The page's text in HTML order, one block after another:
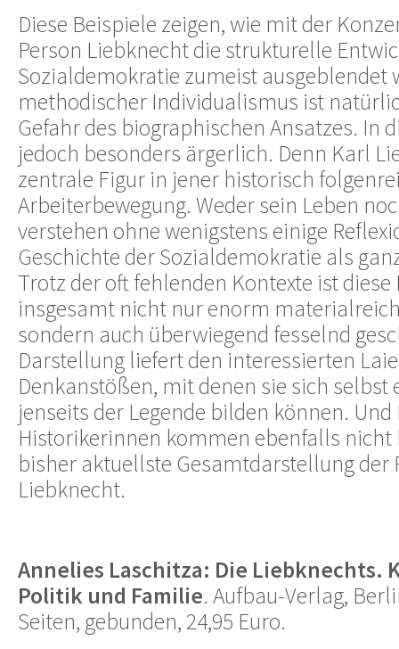
Diese Beispiele zeigen, wie mit der
Person Liebknecht die strukturelle
Sozialdemokratie zumeist ausgeblendet
methodischer Individualismus ist
Gefahr des biographischen Ansatzes. In
jedoch besonders ärgerlich. Denn Karl
zentrale Figur in jener historisch
Arbeiterbewegung. Weder sein Leben
verstehen ohne wenigstens einige
Geschichte der Sozialdemokratie als
Trotz der oft fehlenden Kontexte ist
insgesamt nicht nur enorm
sondern auch überwiegend fesselnd
Darstellung liefert den interessierten
Denkanstößen, mit denen sie sich selbst
jenseits der Legende bilden können.
Historikerinnen kommen ebenfalls nicht
bisher aktuellste Gesamtdarstellung der
Liebknecht.
Annelies Laschitza: Die Liebknechts.
Politik und Familie. Aufbau-Verlag,
Seiten, gebunden, 24,95 Euro.